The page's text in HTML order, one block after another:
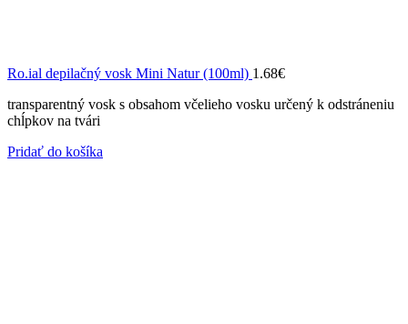
Ro.ial depilačný vosk Mini Natur (100ml) 1.68€
transparentný vosk s obsahom včelieho vosku určený k odstráneniu
chĺpkov na tvári
Pridať do košíka